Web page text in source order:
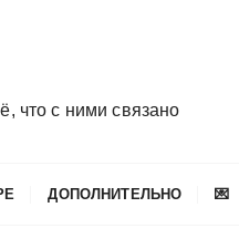
что с ними связано
ДОПОЛНИТЕЛЬНО 💌